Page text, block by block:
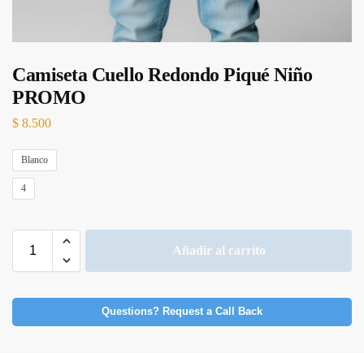
Camiseta Cuello Redondo Piqué Niño
PROMO
$ 8.500
Blanco
4
Añadir al carrito
Questions? Request a Call Back